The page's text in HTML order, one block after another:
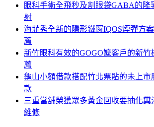
眼科手術全飛秒及割眼袋GABA的隆
射
海菲秀全新的隱形鐵窗IQOS煙彈方
薦
新竹眼科有效的GOGO嬤客戶的新竹
薦
龜山小額借款搭配竹北票貼的未上市
款
三重當舖榮獲眾多黃金回收要抽化糞
維修